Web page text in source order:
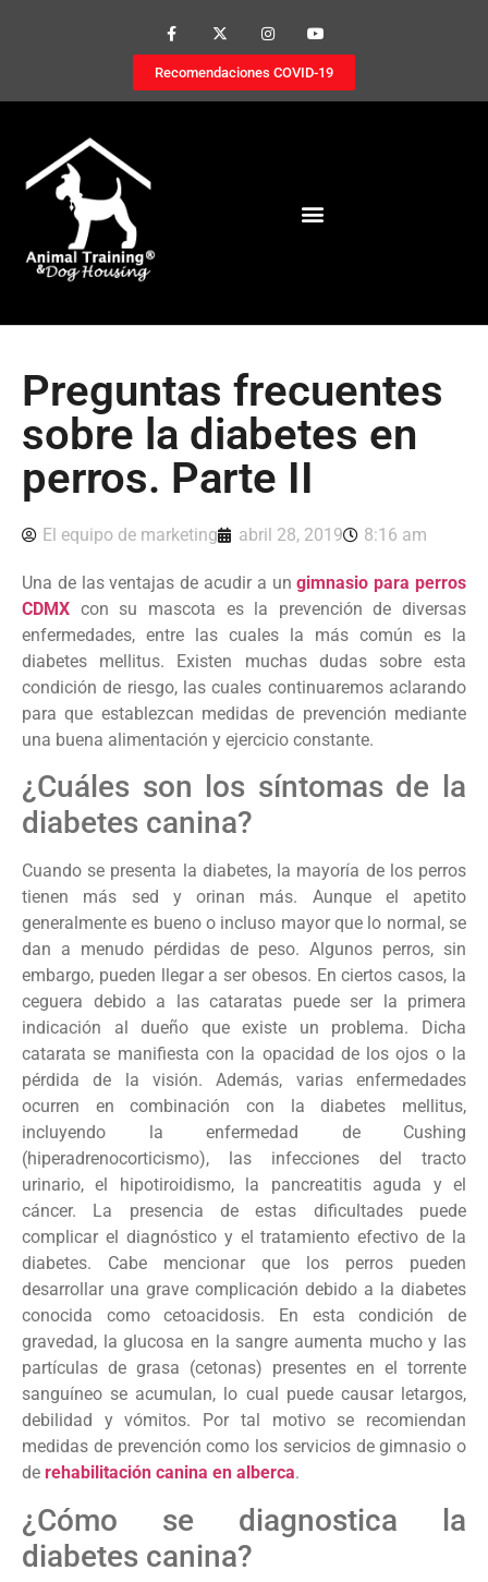
Recomendaciones COVID-19
Preguntas frecuentes
sobre la diabetes en
perros. Parte II
El equipo de marketing abril 28, 2019 8:16 am
Una de las ventajas de acudir a ungimnasio para perros
CDMX con su mascota es la prevención de diversas
enfermedades, entre las cuales la más común es la
diabetes mellitus. Existen muchas dudas sobre esta
condición de riesgo, las cuales continuaremos aclarando
para que establezcan medidas de prevención mediante
una buena alimentación y ejercicio constante.
¿Cuáles son los síntomas de la
diabetes canina?
Cuando se presenta la diabetes, la mayoría de los perros
tienen más sed y orinan más. Aunque el apetito
generalmente es bueno o incluso mayor que lo normal, se
dan a menudo pérdidas de peso. Algunos perros, sin
embargo, pueden llegar a ser obesos. En ciertos casos, la
ceguera debido a las cataratas puede ser la primera
indicación al dueño que existe un problema. Dicha
catarata se manifiesta con la opacidad de los ojos o la
pérdida de la visión. Además, varias enfermedades
ocurren en combinación con la diabetes mellitus,
incluyendo la enfermedad de Cushing
(hiperadrenocorticismo), las infecciones del tracto
urinario, el hipotiroidismo, la pancreatitis aguda y el
cáncer. La presencia de estas dificultades puede
complicar el diagnóstico y el tratamiento efectivo de la
diabetes. Cabe mencionar que los perros pueden
desarrollar una grave complicación debido a la diabetes
conocida como cetoacidosis. En esta condición de
gravedad, la glucosa en la sangre aumenta mucho y las
partículas de grasa (cetonas) presentes en el torrente
sanguíneo se acumulan, lo cual puede causar letargos,
debilidad y vómitos. Por tal motivo se recomiendan
medidas de prevención como los servicios de gimnasio o
de rehabilitación canina en alberca.
¿Cómo se diagnostica la
diabetes canina?